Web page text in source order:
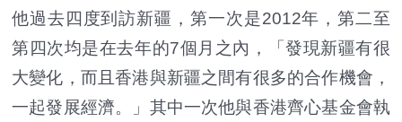
他過去四度到訪新疆，第一次是2012年，第二至
第四次均是在去年的7個月之內，「發現新疆有很
大變化，而且香港與新疆之間有很多的合作機會，
一起發展經濟。」其中一次他與香港齊心基金會執